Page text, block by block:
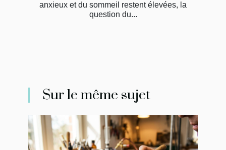
anxieux et du sommeil restent élevées, la
question du...
Sur le même sujet